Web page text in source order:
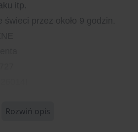
itp.
świeci przez około 9 godzin.
Rozwiń opis